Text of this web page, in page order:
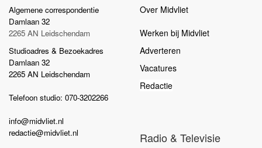
Algemene correspondentie
Damlaan 32
2265 AN Leidschendam
Studioadres & Bezoekadres
Damlaan 32
2265 AN Leidschendam
Telefoon studio: 070-3202266
info@midvliet.nl
redactie@midvliet.nl
Over Midvliet
Werken bij Midvliet
Adverteren
Vacatures
Redactie
Radio & Televisie